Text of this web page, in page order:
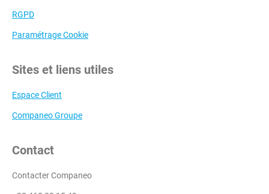
RGPD
Paramétrage Cookie
Sites et liens utiles
Espace Client
Companeo Groupe
Contact
Contacter Companeo